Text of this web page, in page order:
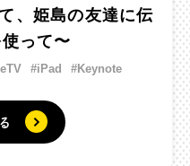
、姫島の友達に伝
って〜
#iPad #Keynote